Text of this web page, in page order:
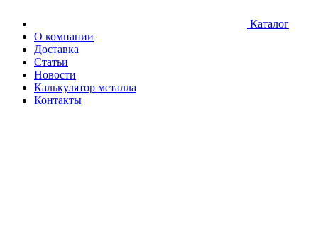
Каталог
О компании
Доставка
Статьи
Новости
Калькулятор металла
Контакты